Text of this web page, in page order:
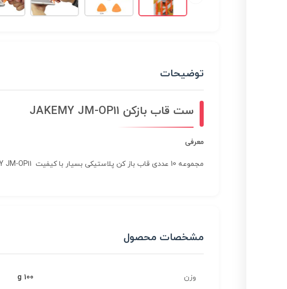
توضیحات
ست قاب بازکن JAKEMY JM-OP11
معرفی
مجموعه 10 عددی قاب باز کن پلاستیکی بسیار با کیفیت JAKEMY JM-OP11 جهت باز کردن قاب تبلت و موبایل
مشخصات محصول
وزن 100 g